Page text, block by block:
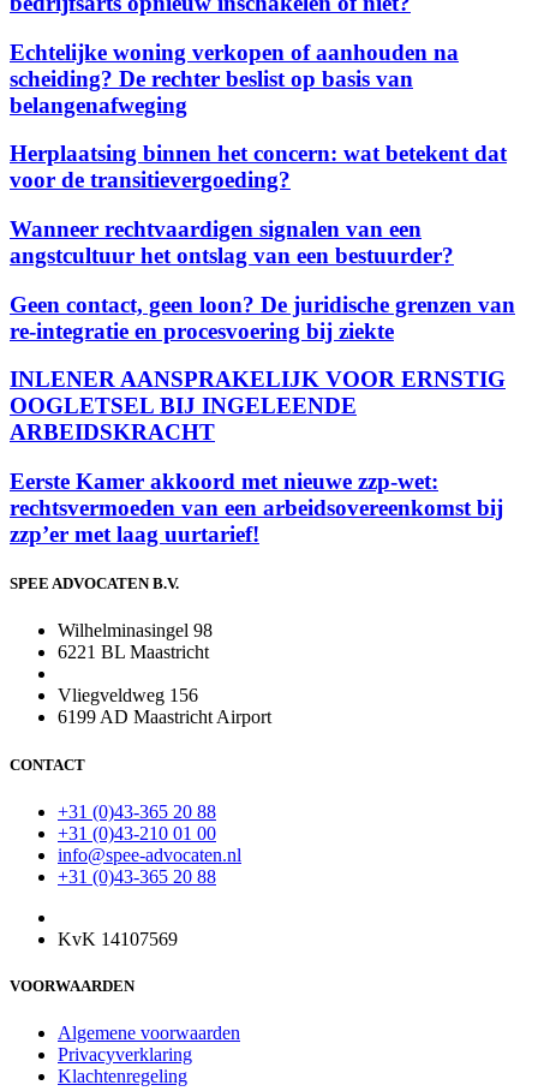
Echtelijke woning verkopen of aanhouden na
scheiding? De rechter beslist op basis van
belangenafweging
Herplaatsing binnen het concern: wat betekent dat
voor de transitievergoeding?
Wanneer rechtvaardigen signalen van een
angstcultuur het ontslag van een bestuurder?
Geen contact, geen loon? De juridische grenzen van
re-integratie en procesvoering bij ziekte
INLENER AANSPRAKELIJK VOOR ERNSTIG
OOGLETSEL BIJ INGELEENDE
ARBEIDSKRACHT
Eerste Kamer akkoord met nieuwe zzp-wet:
rechtsvermoeden van een arbeidsovereenkomst bij
zzp’er met laag uurtarief!
SPEE ADVOCATEN B.V.
Wilhelminasingel 98
6221 BL Maastricht
Vliegveldweg 156
6199 AD Maastricht Airport
CONTACT
+31 (0)43-365 20 88
+31 (0)43-210 01 00
info@spee-advocaten.nl
+31 (0)43-365 20 88
KvK 14107569
VOORWAARDEN
Algemene voorwaarden
Privacyverklaring
Klachtenregeling